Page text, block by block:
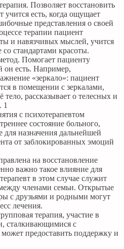
Позволяет восстановить
есть, когда ощущает
представления о своей
терапии пациент
и навязчивых мыслей, учится
со стандартами красоты.
Помогает пациенту
он есть. Например,
«зеркало»: пациент
в помещении с зеркалами,
тело, рассказывает о телесных и
1
с психотерапевтом
состояние больного,
для назначения дальнейшей
от заблокированных эмоций
на восстановление
важно такое влияние для
в этом случае служит
членами семьи. Открытые
с друзьями и родными могут
лечения.
терапия, участие в
сталкивающимися с
предоставить поддержку и